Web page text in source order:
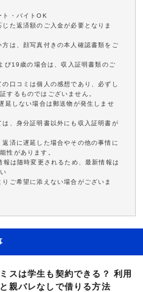
ト・バイトOK
た返済額のご入金が必要となりま
は、顔写真付きの本人確認書類をご
び19歳の場合は、収入証明書類のご
口コミは個人の感想であり、必ずし
するものではございません。
延しない場合は郵送物が発生しませ
、身分証明書以外にも収入証明書が
済に遅延した場合やその他の事情に
性があります。
は随時変更されるため、最新情報は
ご希望に添えない場合がございま
スは学生も契約できる？ 利用
親バレなしで借りる方法